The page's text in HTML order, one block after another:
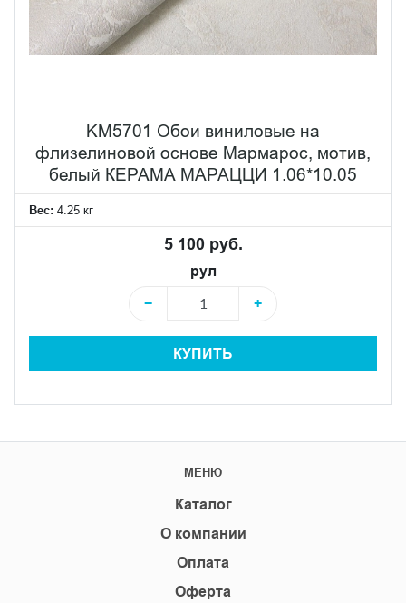
KM5701 Обои виниловые на
флизелиновой основе Мармарос, мотив,
белый КЕРАМА МАРАЦЦИ 1.06*10.05
Вес: 4.25 кг
5 100 руб.
рул
−
+
КУПИТЬ
МЕНЮ
Каталог
О компании
Оплата
Оферта